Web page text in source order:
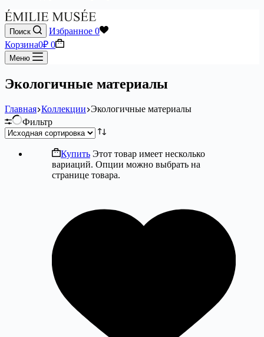
Поиск Избранное 0
Корзина0₽ 0
Меню
Экологичные материалы
Главная Коллекции Экологичные материалы
Фильтр
Купить Этот товар имеет несколько
вариаций. Опции можно выбрать на
странице товара.